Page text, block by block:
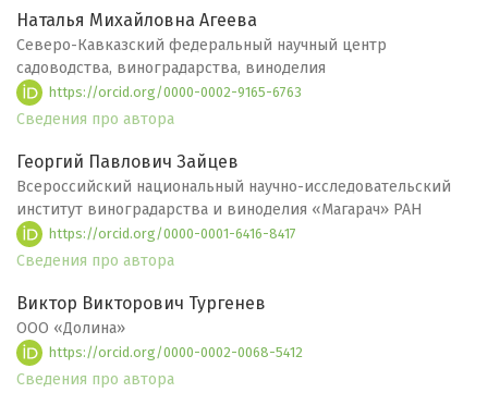
Наталья Михайловна Агеева
Северо-Кавказский федеральный научный центр
садоводства, виноградарства, виноделия
https://orcid.org/0000-0002-9165-6763
Сведения про автора
Георгий Павлович Зайцев
Всероссийский национальный научно-исследовательский
институт виноградарства и виноделия «Магарач» РАН
https://orcid.org/0000-0001-6416-8417
Сведения про автора
Виктор Викторович Тургенев
ООО «Долина»
https://orcid.org/0000-0002-0068-5412
Сведения про автора